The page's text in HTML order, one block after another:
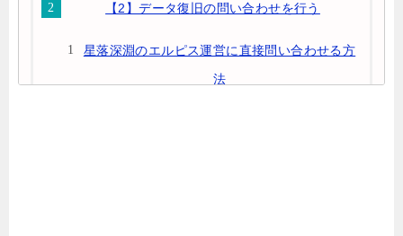
【2】データ復旧の問い合わせを行う
星落深淵のエルピス運営に直接問い合わせる方
法